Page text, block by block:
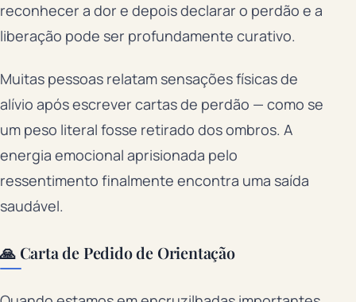
reconhecer a dor e depois declarar o perdão e a
liberação pode ser profundamente curativo.
Muitas pessoas relatam sensações físicas de
alívio após escrever cartas de perdão — como se
um peso literal fosse retirado dos ombros. A
energia emocional aprisionada pelo
ressentimento finalmente encontra uma saída
saudável.
🙏 Carta de Pedido de Orientação